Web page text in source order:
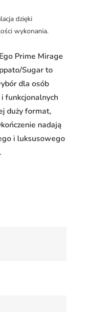
dzięki
wykonania.
Prime Mirage
Sugar to
dla osób
funkcjonalnych
duży format,
nadają
i luksusowego